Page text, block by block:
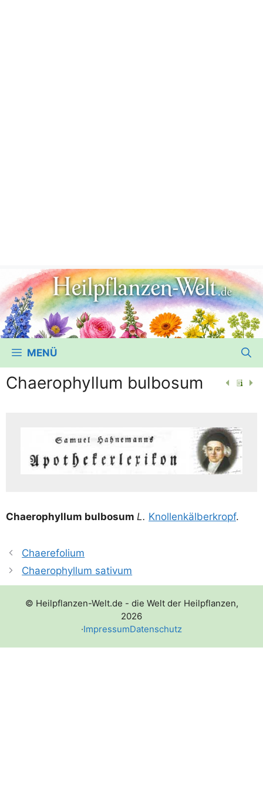
MENÜ
Chaerophyllum bulbosum
Chaero­phyl­lum bul­bo­sum L. Knol­len­käl­ber­kropf.
Chaerefolium
Chaerophyllum sativum
© Heilpflanzen-Welt.de - die Welt der Heilpflanzen,
2026
·ImpressumDatenschutz